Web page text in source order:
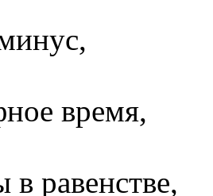
время,
равенстве,